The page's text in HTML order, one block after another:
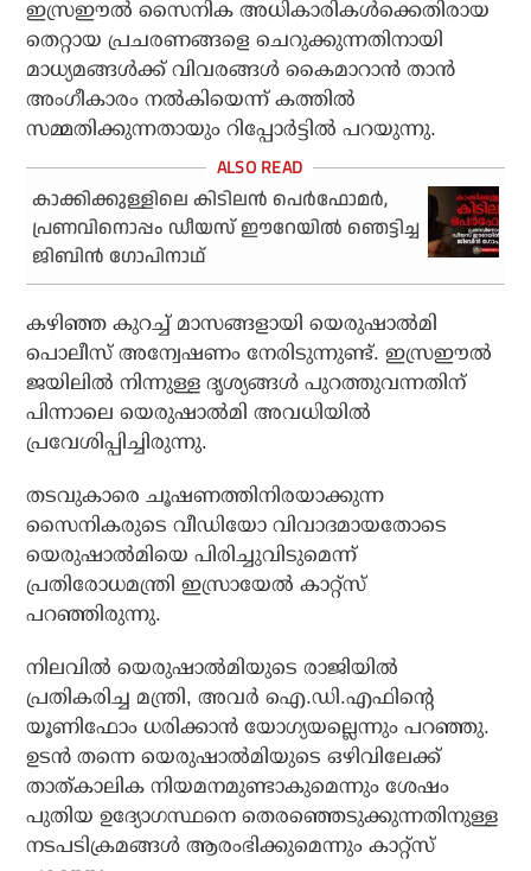
ഇസ്രഈല്‍ സൈനിക അധികാരികള്‍ക്കെതിരായ
തെറ്റായ പ്രചരണങ്ങളെ ചെറുക്കുന്നതിനായി
മാധ്യമങ്ങള്‍ക്ക് വിവരങ്ങള്‍ കൈമാറാന്‍ താന്‍
അംഗീകാരം നല്‍കിയെന്ന് കത്തില്‍
സമ്മതിക്കുന്നതായും റിപ്പോര്‍ട്ടില്‍ പറയുന്നു.
കാക്കിക്കുള്ളിലെ കിടിലന്‍ പെര്‍ഫോമര്‍,
പ്രണവിനൊപ്പം ഡീയസ് ഈറേയില്‍ ഞെട്ടിച്ച
ജിബിന്‍ ഗോപിനാഥ്
കഴിഞ്ഞ കുറച്ച് മാസങ്ങളായി യെരുഷാല്‍മി
പൊലീസ് അന്വേഷണം നേരിടുന്നുണ്ട്. ഇസ്രഈല്‍
ജയിലില്‍ നിന്നുള്ള ദൃശ്യങ്ങള്‍ പുറത്തുവന്നതിന്
പിന്നാലെ യെരുഷാല്‍മി അവധിയില്‍
പ്രവേശിപ്പിച്ചിരുന്നു.
തടവുകാരെ ചൂഷണത്തിനിരയാക്കുന്ന
സൈനികരുടെ വീഡിയോ വിവാദമായതോടെ
യെരുഷാല്‍മിയെ പിരിച്ചുവിടുമെന്ന്
പ്രതിരോധമന്ത്രി ഇസ്രായേല്‍ കാറ്റ്‌സ്
പറഞ്ഞിരുന്നു.
നിലവില്‍ യെരുഷാല്‍മിയുടെ രാജിയില്‍
പ്രതികരിച്ച മന്ത്രി, അവര്‍ ഐ.ഡി.എഫിന്റെ
യൂണിഫോം ധരിക്കാന്‍ യോഗ്യയല്ലെന്നും പറഞ്ഞു.
ഉടന്‍ തന്നെ യെരുഷാല്‍മിയുടെ ഒഴിവിലേക്ക്
താത്കാലിക നിയമനമുണ്ടാകുമെന്നും ശേഷം
പുതിയ ഉദ്യോഗസ്ഥനെ തെരഞ്ഞെടുക്കുന്നതിനുള്ള
നടപടിക്രമങ്ങള്‍ ആരംഭിക്കുമെന്നും കാറ്റ്‌സ്